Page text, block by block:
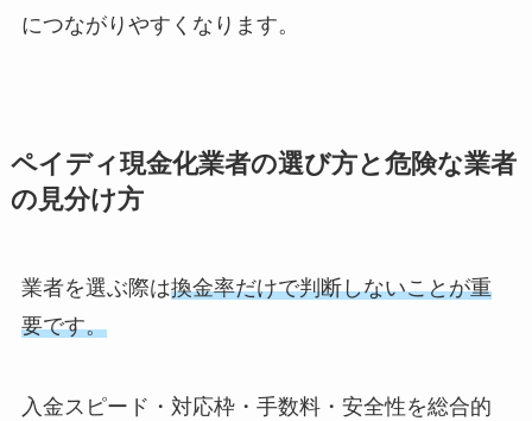
につながりやすくなります。
ペイディ現金化業者の選び方と危険な業者
の見分け方
業者を選ぶ際は換金率だけで判断しないことが重
要です。
入金スピード・対応枠・手数料・安全性を総合的